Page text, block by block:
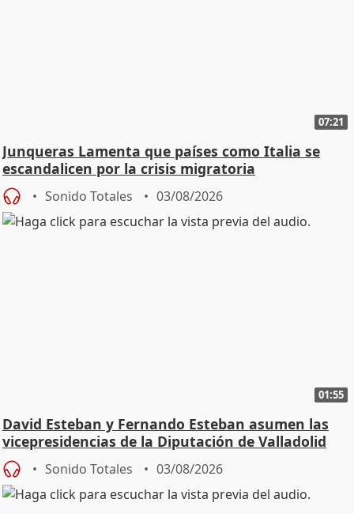
07:21
Junqueras Lamenta que países como Italia se
escandalicen por la crisis migratoria
Sonido Totales 03/08/2026
01:55
David Esteban y Fernando Esteban asumen las
vicepresidencias de la Diputación de Valladolid
Sonido Totales 03/08/2026